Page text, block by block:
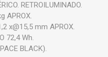
RETROILUMINADO.
APROX.
x@15,5 mm APROX.
72,4 Wh.
BLACK).